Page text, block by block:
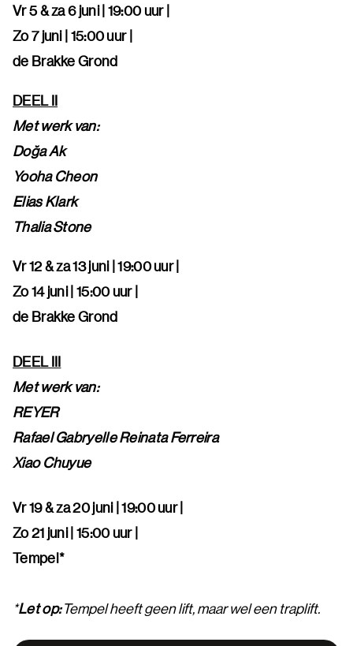
Vr 5 & za 6 juni | 19:00 uur |
Zo 7 juni | 15:00 uur |
de Brakke Grond
DEEL II
Met werk van:
Doğa Ak
Yooha Cheon
Elias Klark
Thalia Stone
Vr 12 & za 13 juni | 19:00 uur |
Zo 14 juni | 15:00 uur |
de Brakke Grond
DEEL III
Met werk van:
REYER
Rafael Gabryelle Reinata Ferreira
Xiao Chuyue
Vr 19 & za 20 juni | 19:00 uur |
Zo 21 juni | 15:00 uur |
Tempel*
*Let op:Tempel heeft geen lift, maar wel een traplift.